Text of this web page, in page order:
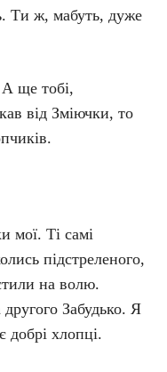
Ти ж, мабуть, дуже
ще тобі,
від Зміючки, то
мої. Ті самі
підстреленого,
на волю.
Забудько. Я
добрі хлопці.